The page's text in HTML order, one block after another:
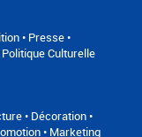
• Presse •
Culturelle
• Décoration •
• Marketing